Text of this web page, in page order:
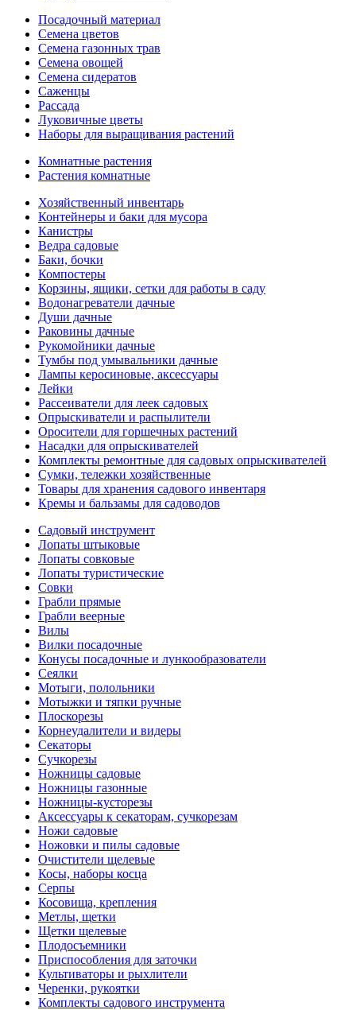
Посадочный материал
Семена цветов
Семена газонных трав
Семена овощей
Семена сидератов
Саженцы
Рассада
Луковичные цветы
Наборы для выращивания растений
Комнатные растения
Растения комнатные
Хозяйственный инвентарь
Контейнеры и баки для мусора
Канистры
Ведра садовые
Баки, бочки
Компостеры
Корзины, ящики, сетки для работы в саду
Водонагреватели дачные
Души дачные
Раковины дачные
Рукомойники дачные
Тумбы под умывальники дачные
Лампы керосиновые, аксессуары
Лейки
Рассеиватели для леек садовых
Опрыскиватели и распылители
Оросители для горшечных растений
Насадки для опрыскивателей
Комплекты ремонтные для садовых опрыскивателей
Сумки, тележки хозяйственные
Товары для хранения садового инвентаря
Кремы и бальзамы для садоводов
Садовый инструмент
Лопаты штыковые
Лопаты совковые
Лопаты туристические
Совки
Грабли прямые
Грабли веерные
Вилы
Вилки посадочные
Конусы посадочные и лункообразователи
Сеялки
Мотыги, полольники
Мотыжки и тяпки ручные
Плоскорезы
Корнеудалители и видеры
Секаторы
Сучкорезы
Ножницы садовые
Ножницы газонные
Ножницы-кусторезы
Аксессуары к секаторам, сучкорезам
Ножи садовые
Ножовки и пилы садовые
Очистители щелевые
Косы, наборы косца
Серпы
Косовища, крепления
Метлы, щетки
Щетки щелевые
Плодосъемники
Приспособления для заточки
Культиваторы и рыхлители
Черенки, рукоятки
Комплекты садового инструмента